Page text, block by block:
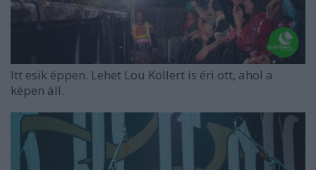
Itt esik éppen. Lehet Lou Kollert is éri ott, ahol a
képen áll.